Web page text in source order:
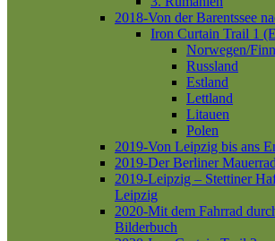
2018-Von der Barentssee
Iron Curtain Trail 1
Norwegen/
Russland
Estland
Lettland
Litauen
Polen
2019-Von Leipzig bis ans
2019-Der Berliner
2019-Leipzig – Stettiner
Leipzig
2020-Mit dem Fahrrad
Bilderbuch